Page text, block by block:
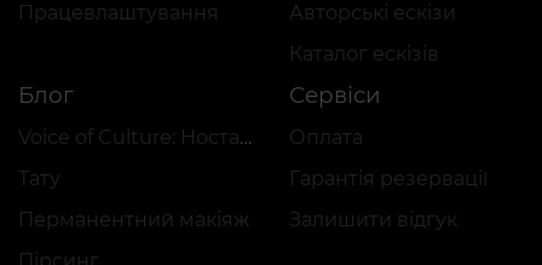
Працевлаштування
Авторські ескізи
Каталог ескізів
Блог
Voice of Culture: Ностальгія за 2000-ми
Тату
Перманентний макіяж
Сервіси
Оплата
Гарантія резервації
Залишити відгук